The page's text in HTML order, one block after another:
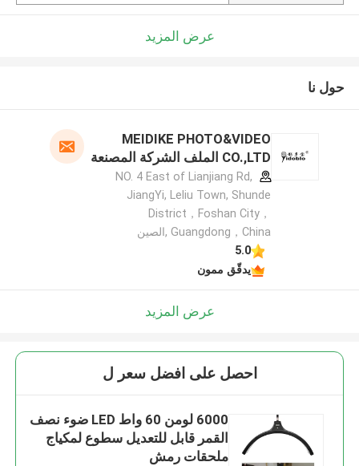
عرض المزيد
حول نا
MEIDIKE PHOTO&VIDEO
CO.,LTD الملف الشركة المصنعة
NO. 4 East of Lianjiang Rd,
JiangYi, Leliu Town, Shunde
District，Foshan City，
Guangdong，China ,الصين
5.0
يدقّق ممون
عرض المزيد
احصل على افضل سعر ل
6000 لومن 60 واط LED ضوء نصف
القمر قابل للتعديل سطوع لمكياج
ملحقات رمش